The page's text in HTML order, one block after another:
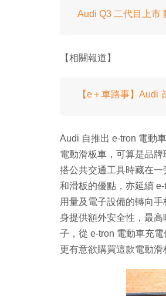
Audi Q3 二代目上市
【相關報道】
【e＋車路事】Audi
Audi 自推出 e-tron 電動
電動滑板車，可算是品
搭公共交通工具時藏在
和滑板的優點，亦延續
用量及電子設備的轉向
身提供額外安全性，最
子，從 e-tron 電動車充
更有意欲購買這款電動滑